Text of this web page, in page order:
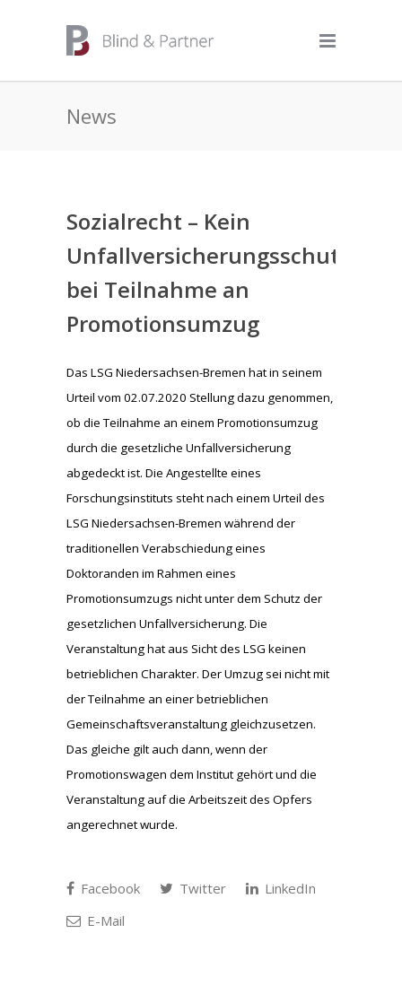
News
Sozialrecht – Kein
Unfallversicherungsschutz
bei Teilnahme an
Promotionsumzug
Das LSG Niedersachsen-Bremen hat in seinem
Urteil vom 02.07.2020 Stellung dazu genommen,
ob die Teilnahme an einem Promotionsumzug
durch die gesetzliche Unfallversicherung
abgedeckt ist. Die Angestellte eines
Forschungsinstituts steht nach einem Urteil des
LSG Niedersachsen-Bremen während der
traditionellen Verabschiedung eines
Doktoranden im Rahmen eines
Promotionsumzugs nicht unter dem Schutz der
gesetzlichen Unfallversicherung. Die
Veranstaltung hat aus Sicht des LSG keinen
betrieblichen Charakter. Der Umzug sei nicht mit
der Teilnahme an einer betrieblichen
Gemeinschaftsveranstaltung gleichzusetzen.
Das gleiche gilt auch dann, wenn der
Promotionswagen dem Institut gehört und die
Veranstaltung auf die Arbeitszeit des Opfers
angerechnet wurde.
Facebook Twitter
LinkedIn
E-Mail